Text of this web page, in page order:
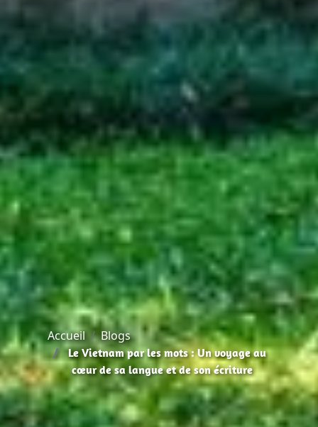
Accueil Blogs
Le Vietnam par les mots : Un voyage au
cœur de sa langue et de son écriture